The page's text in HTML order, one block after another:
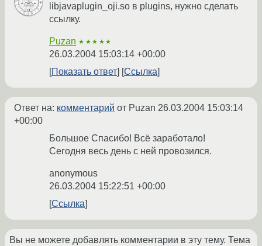
libjavaplugin_oji.so в plugins, нужно сделать
ссылку.
Puzan ★★★★★
26.03.2004 15:03:14 +00:00
Показать ответ
Ссылка
Ответ на: комментарий от Puzan 26.03.2004 15:03:14
+00:00
Большое Спасибо! Всё заработало!
Сегодня весь день с ней провозился.
anonymous
26.03.2004 15:22:51 +00:00
Ссылка
Вы не можете добавлять комментарии в эту тему. Тема